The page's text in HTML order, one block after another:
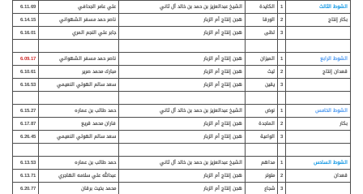
الشوط الثالث 1 الكايدة الشيخ عبدالعزيز بن حمد بن خالد آل ثاني علي عامر الجحافي
6.11.69
بكارإنتاج 2 الورقا هجن إنتاج أم الزبار ناصر حمد مسفر الشهواني
6.14.15
3 لظى هجن إنتاج أم الزبار جابر علي النجم المري 6.16.01
الشوط الرابع 1 الميزان هجن إنتاج أم الزبار ناصر حمد مسفر الشهواني
6.09.17
قعدانإنتاج 2 ليث هجن إنتاج أم الزبار مبارك محمد صرير
6.10.61
3 يقين هجن إنتاج أم الزبار سعد سالم الهولي النعيمي 6.16.53
الشوط الخامس 1 نوض الشيخ عبدالعزيز بن حمد بن خالد آل ثاني حمد طالب بن عماره
6.15.27
بكار
2 الماجدة هجن إنتاج أم الزبار فاران محمد قريع
6.17.87
3 الواعية هجن إنتاج أم الزبار سعد سالم الهولي النعيمي 6.26.45
الشوط السادس 1 مداهم الشيخ عبدالعزيز بن حمد بن خالد آل ثاني حمد طالب بن عماره
6.13.53
قعدان
2 متوتر هجن إنتاج أم الزبار عبدالله علي سلامه الهاجري
6.13.71
3 شجاع هجن إنتاج أم الزبار محمد بخيت برقان 6.20.77